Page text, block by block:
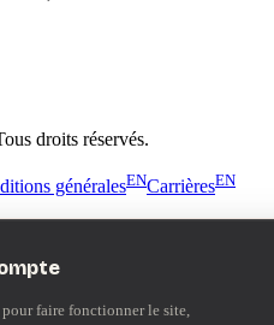
droits réservés.
généralesENCarrièresEN
faire fonctionner le site,